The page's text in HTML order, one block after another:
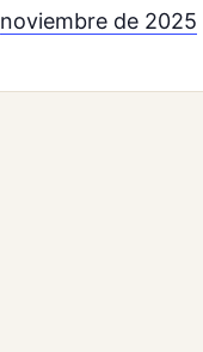
noviembre de 2025